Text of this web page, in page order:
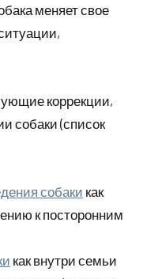
меняет свое
коррекции,
собаки (список
собаки как
к посторонним
как внутри семьи